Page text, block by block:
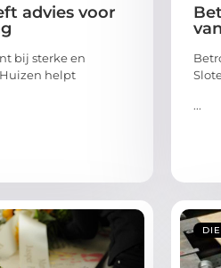
advies voor
bij sterke en
helpt
...